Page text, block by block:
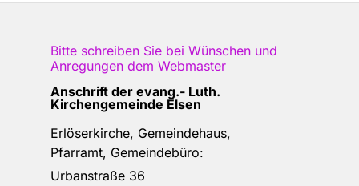
Bitte schreiben Sie bei Wünschen und
Anregungen dem Webmaster
Anschrift der evang.- Luth.
Kirchengemeinde Elsen
Erlöserkirche, Gemeindehaus,
Pfarramt, Gemeindebüro:
Urbanstraße 36